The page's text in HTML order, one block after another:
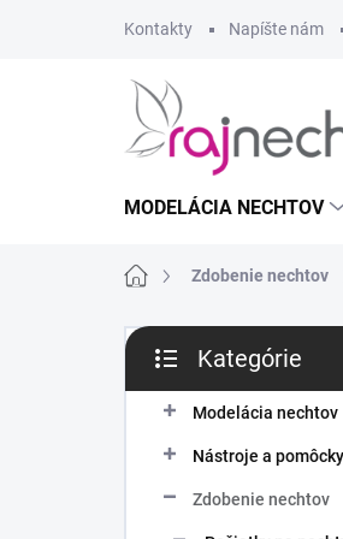
Kontakty Napíšte nám
MODELÁCIA NECHTOV
DomovZdobenie nechtov
B
č
kategórie
Kategórie
Modelácia nechtov
Nástroje a pomôcky
Zdobenie nechtov